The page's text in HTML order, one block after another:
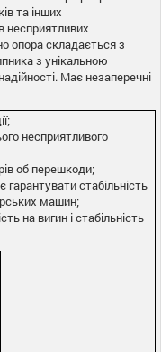
та інших
опора складається з
з унікальною
Має незаперечні
несприятливого
об перешкоди;
стабільність
машин;
на вигин і стабільність